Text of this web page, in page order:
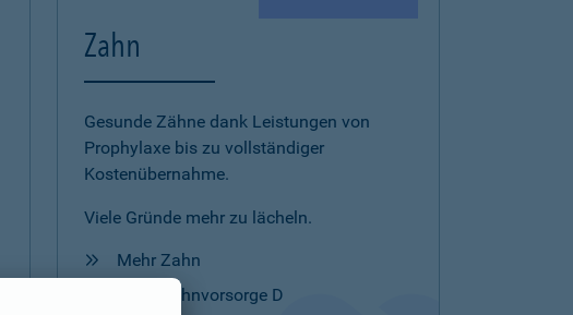
Zahn
Gesunde Zähne dank Leistungen von
Prophylaxe bis zu vollständiger
Kostenübernahme.
Viele Gründe mehr zu lächeln.
Mehr Zahn
Mehr Zahnvorsorge D